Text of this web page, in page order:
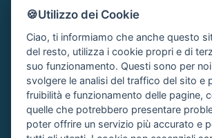
FAI UNA DOMANDA
Chiedi un Consiglio
CONTATTA
Clicca quì
🍪Utilizzo dei Cookie
Ciao, ti informiamo che anche questo
del resto, utilizza i cookie propri e di
suo funzionamento. Questi sono per
svolgere le analisi del traffico del sito e
fruibilità e funzionamento delle pagine,
quelle che potrebbero presentare
poter offrire un servizio più accurato e